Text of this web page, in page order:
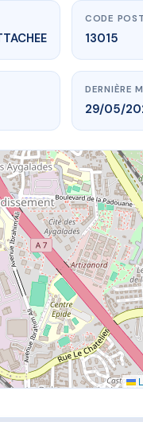
CODE
13015
DERNIÈRE
29/05/